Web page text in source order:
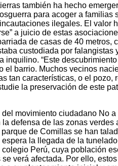
también ha hecho
para acoger a familias
ilegales. El valor
a juicio de estas
de casas de 40 metros,
custodiada por falangistas
inquilino. “Este
el barrio. Muchos vecinos
tan características, o el pozo,
la preservación de este
movimiento ciudadano No
defensa de las zonas verdes
de Comillas se han
la llegada de la
Perú, cuya población
verá afectada. Por ello,